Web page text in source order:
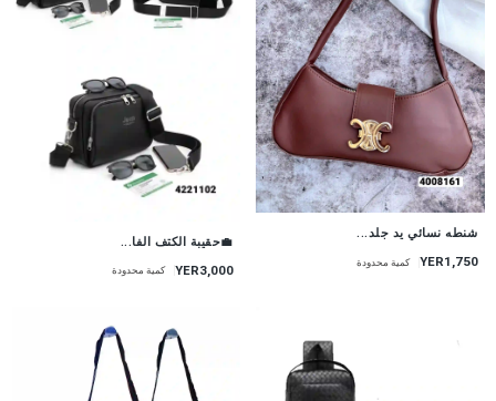
شنطه نسائي يد جلد...
YER1,750 كمية محدودة
💼حقيبة الكتف الفا...
YER3,000 كمية محدودة